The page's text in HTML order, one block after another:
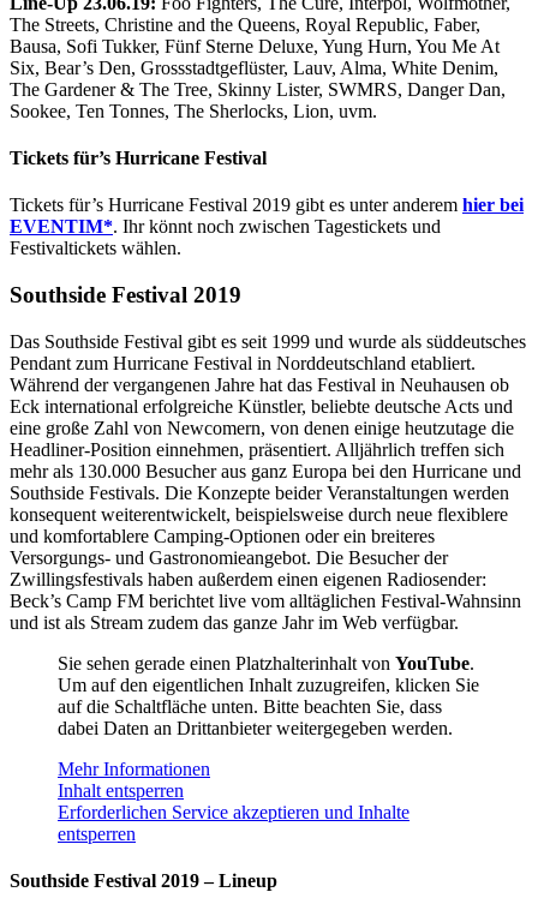
The Streets, Christine and the Queens, Royal Republic, Faber,
Bausa, Sofi Tukker, Fünf Sterne Deluxe, Yung Hurn, You Me At
Six, Bear’s Den, Grossstadtgeflüster, Lauv, Alma, White Denim,
The Gardener & The Tree, Skinny Lister, SWMRS, Danger Dan,
Sookee, Ten Tonnes, The Sherlocks, Lion, uvm.
Tickets für’s Hurricane Festival
Tickets für’s Hurricane Festival 2019 gibt es unter anderem hier bei
EVENTIM*. Ihr könnt noch zwischen Tagestickets und
Festivaltickets wählen.
Southside Festival 2019
Das Southside Festival gibt es seit 1999 und wurde als süddeutsches
Pendant zum Hurricane Festival in Norddeutschland etabliert.
Während der vergangenen Jahre hat das Festival in Neuhausen ob
Eck international erfolgreiche Künstler, beliebte deutsche Acts und
eine große Zahl von Newcomern, von denen einige heutzutage die
Headliner-Position einnehmen, präsentiert. Alljährlich treffen sich
mehr als 130.000 Besucher aus ganz Europa bei den Hurricane und
Southside Festivals. Die Konzepte beider Veranstaltungen werden
konsequent weiterentwickelt, beispielsweise durch neue flexiblere
und komfortablere Camping-Optionen oder ein breiteres
Versorgungs- und Gastronomieangebot. Die Besucher der
Zwillingsfestivals haben außerdem einen eigenen Radiosender:
Beck’s Camp FM berichtet live vom alltäglichen Festival-Wahnsinn
und ist als Stream zudem das ganze Jahr im Web verfügbar.
Sie sehen gerade einen Platzhalterinhalt von YouTube.
Um auf den eigentlichen Inhalt zuzugreifen, klicken Sie
auf die Schaltfläche unten. Bitte beachten Sie, dass
dabei Daten an Drittanbieter weitergegeben werden.
Mehr Informationen
Inhalt entsperren
Erforderlichen Service akzeptieren und Inhalte
entsperren
Southside Festival 2019 – Lineup